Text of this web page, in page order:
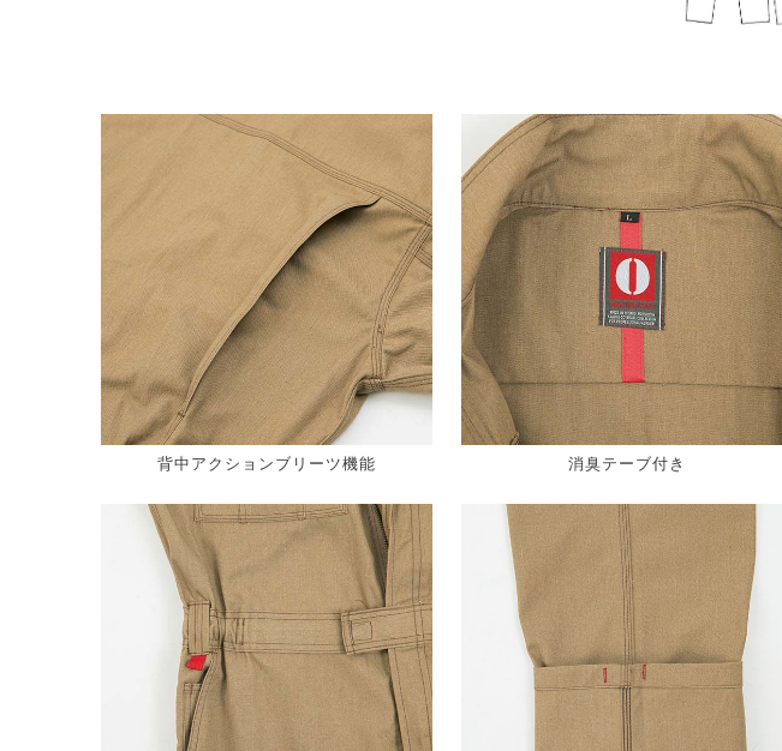
背中アクションブリーツ機能 消臭テーブ付き